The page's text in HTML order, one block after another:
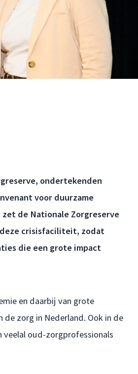
ondertekenden
voor duurzame
de Nationale Zorgreserve
crisisfaciliteit, zodat
die een grote impact
en daarbij van grote
zorg in Nederland. Ook in de
veelal oud-zorgprofessionals